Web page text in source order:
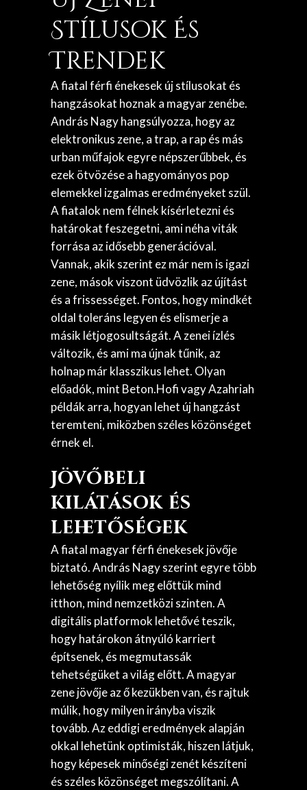
Stílusok És
Trendek
A fiatal férfi énekesek új stílusokat és
hangzásokat hoznak a magyar zenébe.
András Nagy hangsúlyozza, hogy az
elektronikus zene, a trap, a rap és más
urban műfajok egyre népszerűbbek, és
ezek ötvözése a hagyományos pop
elemekkel izgalmas eredményeket szül.
A fiatalok nem félnek kísérletezni és
határokat feszegetni, ami néha viták
forrása az idősebb generációval.
Vannak, akik szerint ez már nem is igazi
zene, mások viszont üdvözlik az újítást
és a frissességet. Fontos, hogy mindkét
oldal toleráns legyen és elismerje a
másik létjogosultságát. A zenei ízlés
változik, és ami ma újnak tűnik, az
holnap már klasszikus lehet. Olyan
előadók, mint Beton.Hofi vagy Azahriah
példák arra, hogyan lehet új hangzást
teremteni, miközben széles közönséget
érnek el.
Jövőbeli
kilátások és
lehetőségek
A fiatal magyar férfi énekesek jövője
biztató. András Nagy szerint egyre több
lehetőség nyílik meg előttük mind
itthon, mind nemzetközi szinten. A
digitális platformok lehetővé teszik,
hogy határokon átnyúló karriert
építsenek, és megmutassák
tehetségüket a világ előtt. A magyar
zene jövője az ő kezükben van, és rajtuk
múlik, hogy milyen irányba viszik
tovább. Az eddigi eredmények alapján
okkal lehetünk optimisták, hiszen látjuk,
hogy képesek minőségi zenét készíteni
és széles közönséget megszólítani. A